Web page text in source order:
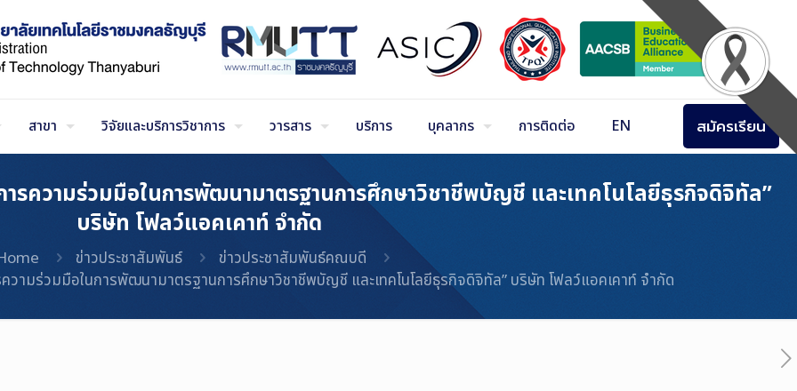
สาขา วิจัยและบริการวิชาการ วารสาร บริการ บุคลากร การติดต่อ EN สมัครเรียน
รความร่วมมือในการพัฒนามาตรฐานการศึกษาวิชาชีพบัญชี และเทคโนโลยีธุรกิจดิจิทัล”
บริษัท โฟลว์แอคเคาท์ จำกัด
ข่าวประชาสัมพันธ์
ข่าวประชาสัมพันธ์คณบดี
ามร่วมมือในการพัฒนามาตรฐานการศึกษาวิชาชีพบัญชี และเทคโนโลยีธุรกิจดิจิทัล” บริษัท โฟลว์แอคเคาท์ จำกัด